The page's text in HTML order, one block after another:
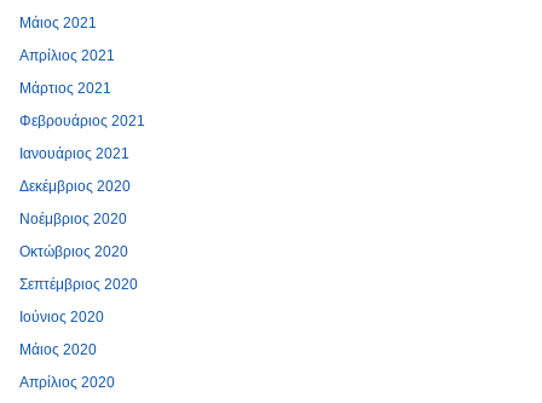
Μάιος 2021
Απρίλιος 2021
Μάρτιος 2021
Φεβρουάριος 2021
Ιανουάριος 2021
Δεκέμβριος 2020
Νοέμβριος 2020
Οκτώβριος 2020
Σεπτέμβριος 2020
Ιούνιος 2020
Μάιος 2020
Απρίλιος 2020